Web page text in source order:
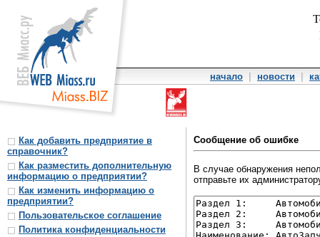
начало новости
Как добавить предприятие в
справочник?
Как разместить дополнительную
информацию о предприятии?
Как изменить информацию о
предприятии?
Пользовательское соглашение
Политика конфиденциальности
Сообщение об ошибке
В случае обнаружения
отправьте их